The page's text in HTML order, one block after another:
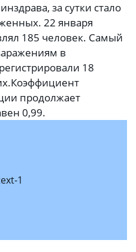
за сутки стало
22 января
185 человек. Самый
в
18
Коэффициент
продолжает
0,99.
1